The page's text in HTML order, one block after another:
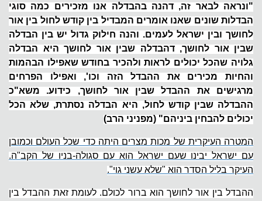
"ונראה לבאר זה, דהנה בהבדלה אנו מזכירים כמה סוגי
הבדלות שונים שאנו אומרים המבדיל בין קודש לחול בין אור
לחושך ובין ישראל לעמים. והנה חילוק גדול יש בין הבדלה
שבין אור לחושך, דהבדלה שבין אור לחושך היא הבדלה
גלויה שהכל יכולים לראות ולהכיר בחודש שאפילו הבהמות
והחיות מכירים את ההבדל הזה וכו', ואפילו הפרחים
מרגישים את ההבדל שבין אור לחושך, כידוע. משא"כ
ההבדלה שבין קודש לחול, היא הבדלה נסתרת, שלא הכל
יכולים להבחין ביניהם" (מפניני הרב)
המטרה העיקרית של מכות מצרים היתה כדי שכל העולם וכמובן
עם ישראל יבינו שעם ישראל הוא עם סגולה-בניו של הקב"ה.
העיקר בליל הסדר הוא "שלא עשני גוי".
ההבדל בין אור לחושך הוא ברור לכולם. לעומת זאת ההבדל בין